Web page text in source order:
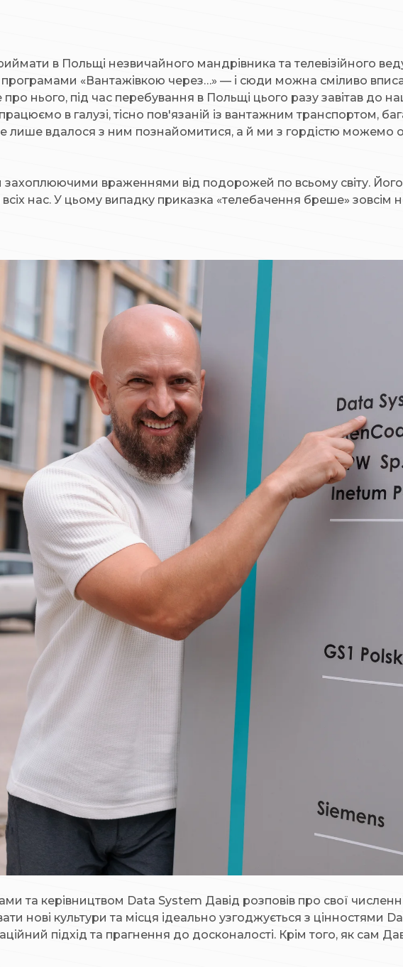
в Польщі незвичайного мандрівника та телевізійного
«Вантажівкою через…» — і сюди можна сміливо
нього, під час перебування в Польщі цього разу завітав до
в галузі, тісно пов'язаній із вантажним транспортом,
лише вдалося з ним познайомитися, а й ми з гордістю
враженнями від подорожей по всьому світу. Його
нас. У цьому випадку приказка «телебачення бреше»
та керівництвом Data System Давід розповів про свої
нові культури та місця ідеально узгоджується з цінностями
підхід та прагнення до досконалості. Крім того, як сам